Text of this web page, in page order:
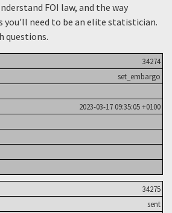
FOI law, and the way
you'll need to be an elite statistician.
questions.
34274
set_embargo
2023-03-17 09:35:05 +0100
34275
sent